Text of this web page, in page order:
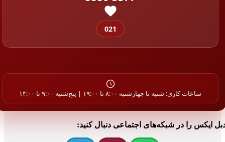
021
ساعات کاری: شنبه تا چهارشنبه ۸:۰۰ تا ۱۹:۰۰ | پنج‌شنبه ۹:۰۰ تا ۱۴:۰۰
ایکس را در شبکه‌های اجتماعی دنبال کنید: